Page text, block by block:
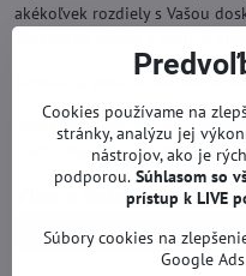
akékoľvek rozdiely s Vašou
Záruka na použité náhradné
Náhradné diely na TV LG sú
žiadna oprava ani servis.
Viac z kategórie
Náhradné diely | LG TV
Cookies používame na
stránky, analýzu jej
nástrojov, ako je
podporou. Súhlasom so
prístup k LIVE
Súbory cookies na
Google